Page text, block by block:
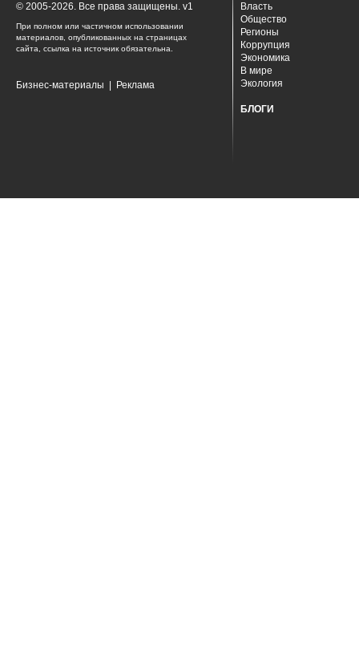
© 2005-2026. Все права защищены. v1
При полном или частичном использовании
материалов, опубликованных на страницах
сайта, ссылка на источник обязательна.
Бизнес-материалы Реклама
Власть
Общество
Регионы
Коррупция
Экономика
В мире
Экология
БЛОГИ